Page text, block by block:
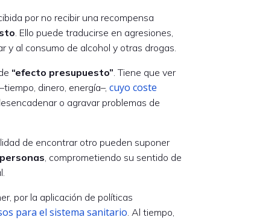
por no recibir una recompensa
. Ello puede traducirse en agresiones,
y al consumo de alcohol y otras drogas.
“efecto presupuesto”. Tiene que ver
dinero, energía–,cuyo coste
o agravar problemas de
de encontrar otro pueden suponer
, comprometiendo su sentido de
por la aplicación de políticas
para el sistema sanitario. Al tiempo,